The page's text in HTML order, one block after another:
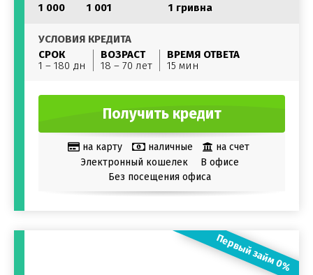
1 000
1 001
1 гривна
УСЛОВИЯ КРЕДИТА
СРОК
1 – 180 дн
ВОЗРАСТ
18 – 70 лет
ВРЕМЯ ОТВЕТА
15 мин
Получить кредит
на карту наличные
на счет
Электронный кошелек
В офисе
Без посещения офиса
Первый займ 0%